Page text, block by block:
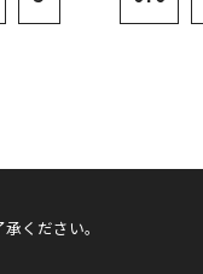
ください。